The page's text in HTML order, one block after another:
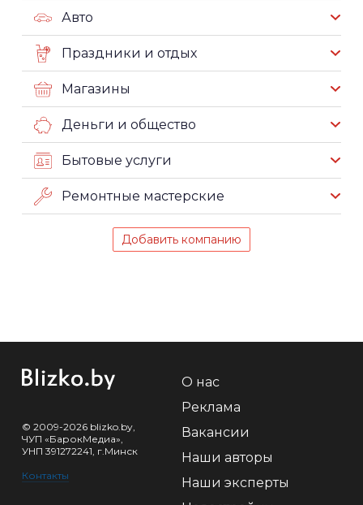
Авто
Праздники и отдых
Магазины
Деньги и общество
Бытовые услуги
Ремонтные мастерские
Добавить компанию
© 2009-2026 blizko.by,
ЧУП «БарокМедиа»,
УНП 391272241, г.Минск
Контакты
О нас
Реклама
Вакансии
Наши авторы
Наши эксперты